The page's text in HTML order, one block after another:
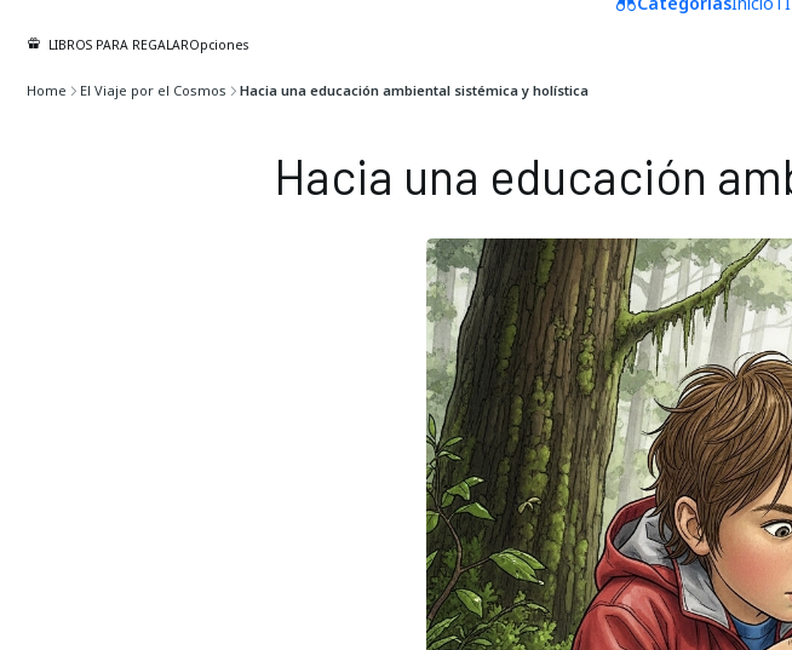
LIBROS PARA REGALAROpciones
Home El Viaje por el Cosmos Hacia una educación ambiental sistémica y holística
Hacia una educación